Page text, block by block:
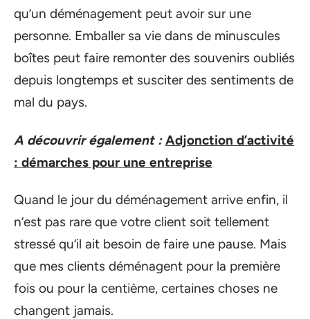
qu’un déménagement peut avoir sur une
personne. Emballer sa vie dans de minuscules
boîtes peut faire remonter des souvenirs oubliés
depuis longtemps et susciter des sentiments de
mal du pays.
A découvrir également : Adjonction d’activité
: démarches pour une entreprise
Quand le jour du déménagement arrive enfin, il
n’est pas rare que votre client soit tellement
stressé qu’il ait besoin de faire une pause. Mais
que mes clients déménagent pour la première
fois ou pour la centième, certaines choses ne
changent jamais.